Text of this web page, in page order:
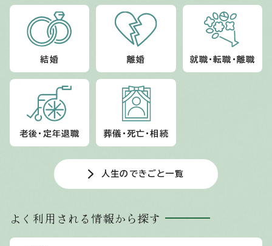
結婚 離婚 就職・転職・離職
老後・定年退職 葬儀・死亡・相続
人生のできごと一覧
よく利用される情報から探す